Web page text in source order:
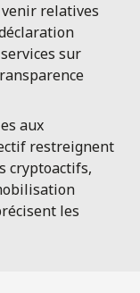
relatives
sur
aux
restreignent
cryptoactifs,
les